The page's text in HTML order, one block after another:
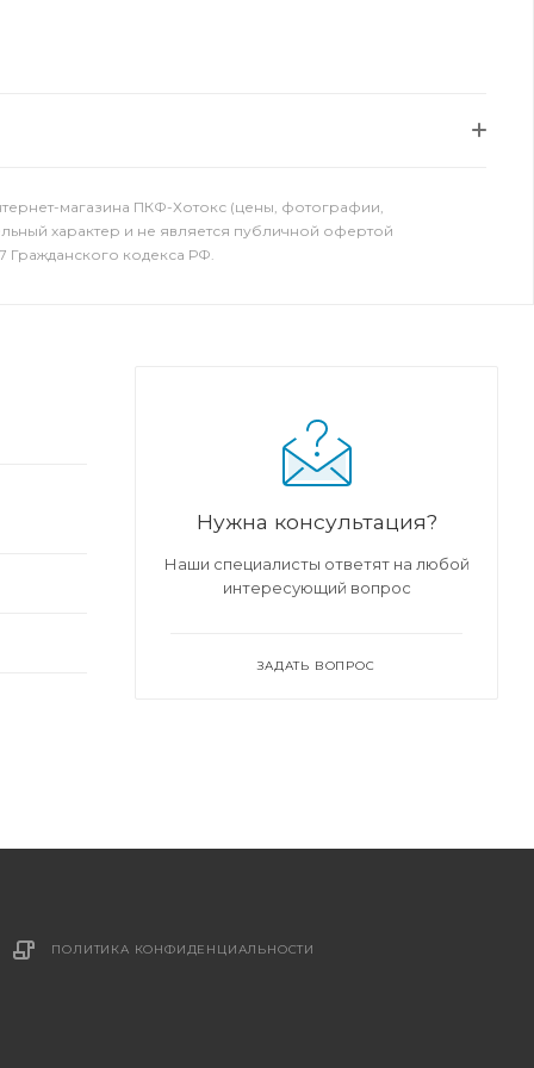
магазина ПКФ-Хотокс (цены, фотографии,
характер и не является публичной офертой
Гражданского кодекса РФ.
Нужна консультация?
Наши специалисты ответят на любой
интересующий вопрос
ЗАДАТЬ ВОПРОС
ПОЛИТИКА КОНФИДЕНЦИАЛЬНОСТИ